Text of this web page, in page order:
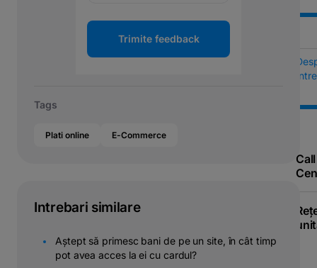
Call
Trimite feedback
Tags
Plati online E-Commerce
Intrebari similare
Aștept să primesc bani de pe un site, în cât timp
pot avea acces la ei cu cardul?